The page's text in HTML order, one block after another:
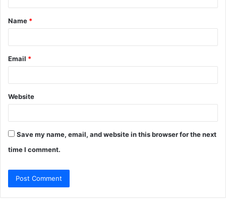
t
*
Name *
Email *
Website
Save my name, email, and website in this browser for the next
time I comment.